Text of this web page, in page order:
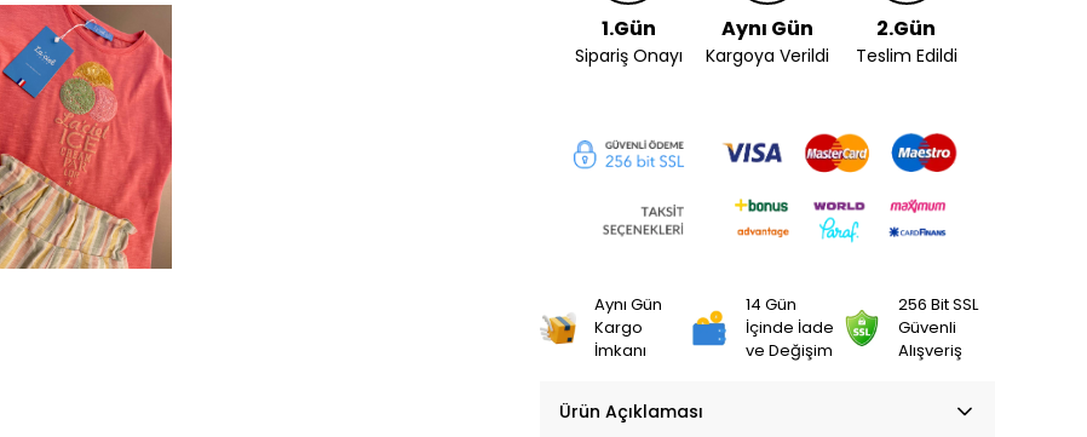
1.Gün
Sipariş Onayı
Aynı Gün
Kargoya Verildi
2.Gün
Teslim Edildi
Aynı Gün
Kargo
İmkanı
14 Gün
İçinde İade
ve Değişim
256 Bit SSL
Güvenli
Alışveriş
Ürün Açıklaması